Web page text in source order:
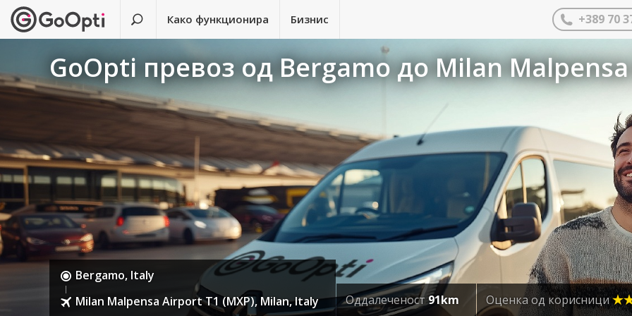
Како функционира Бизнис +389 70
GoOpti превоз од Bergamo до Milan
Bergamo, Italy
Milan Malpensa Airport T1 (MXP), Milan, Italy
Оддалеченост91km Оценка од корисници